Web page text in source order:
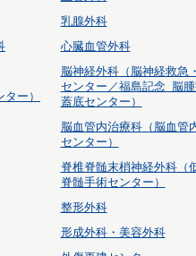
ー）
乳腺外科
心臓血管外科
脳神経外科（脳神経救急
センター／福島記念 脳
蓋底センター）
脳血管内治療科（脳血管
センター）
脊椎脊髄末梢神経外科（
脊髄手術センター）
整形外科
形成外科・美容外科